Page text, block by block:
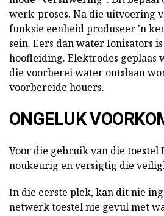
werk-proses. Na die uitvoering
funksie eenheid produseer 'n
sein. Eers dan water Ionisators
hoofleiding. Elektrodes geplaas
die voorberei water ontslaan
voorbereide houers.
ONGELUK
Voor die gebruik van die toestel
noukeurig en versigtig die
In die eerste plek, kan dit nie
netwerk toestel nie gevul met